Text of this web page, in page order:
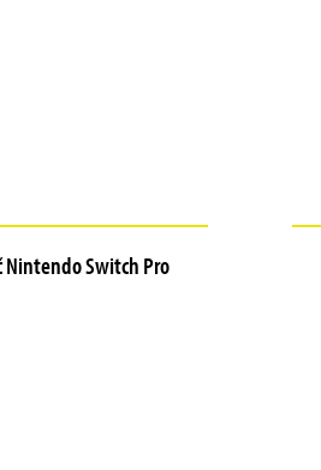
Nintendo Switch Pro